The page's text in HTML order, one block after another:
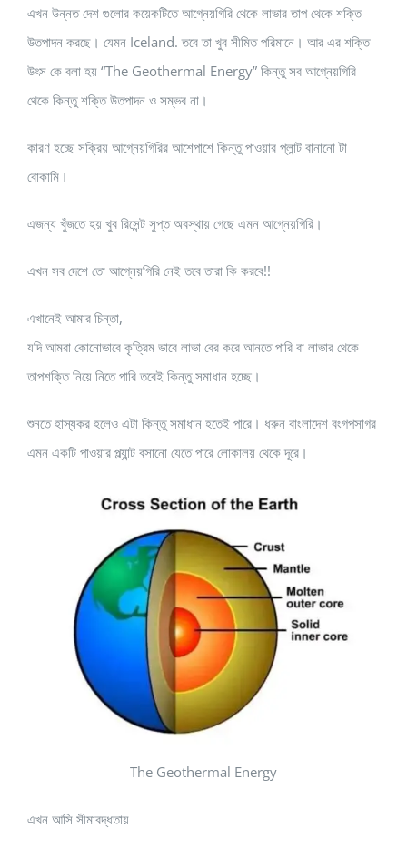
এখন উন্নত দেশ গুলোর কয়েকটিতে আগ্নেয়গিরি থেকে লাভার তাপ থেকে শক্তি
উতপাদন করছে। যেমন Iceland. তবে তা খুব সীমিত পরিমানে। আর এর শক্তি
উৎস কে বলা হয় “The Geothermal Energy” কিন্তু সব আগ্নেয়গিরি
থেকে কিন্তু শক্তি উতপাদন ও সম্ভব না।
কারণ হচ্ছে সক্রিয় আগ্নেয়গিরির আশেপাশে কিন্তু পাওয়ার প্লান্ট বানানো টা
বোকামি।
এজন্য খুঁজতে হয় খুব রিসেন্ট সুপ্ত অবস্থায় গেছে এমন আগ্নেয়গিরি।
এখন সব দেশে তো আগ্নেয়গিরি নেই তবে তারা কি করবে!!
এখানেই আমার চিন্তা,
যদি আমরা কোনোভাবে কৃত্রিম ভাবে লাভা বের করে আনতে পারি বা লাভার থেকে
তাপশক্তি নিয়ে নিতে পারি তবেই কিন্তু সমাধান হচ্ছে।
শুনতে হাস্যকর হলেও এটা কিন্তু সমাধান হতেই পারে। ধরুন বাংলাদেশ বংগপসাগর
এমন একটি পাওয়ার প্ল্যান্ট বসানো যেতে পারে লোকালয় থেকে দূরে।
The Geothermal Energy
এখন আসি সীমাবদ্ধতায়